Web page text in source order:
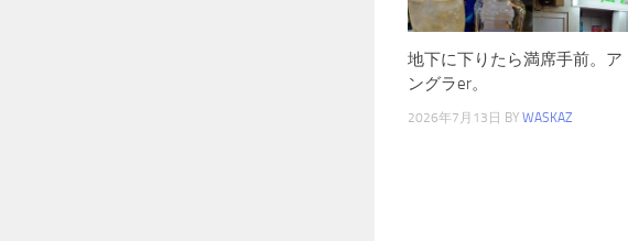
地下に下りたら満席手前。ア
ングラer。
2026年7月13日 BY WASKAZ